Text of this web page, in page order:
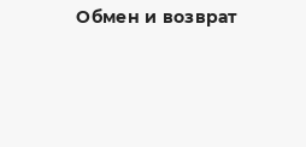
Обмен и возврат